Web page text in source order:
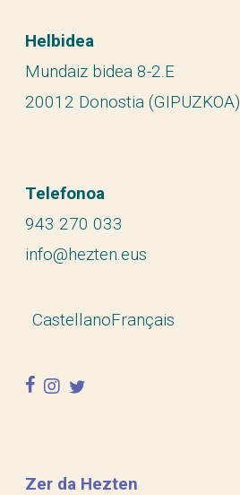
Helbidea
Mundaiz bidea 8-2.E
20012 Donostia (GIPUZKOA)
Telefonoa
943 270 033
info@hezten.eus
CastellanoFrançais
facebook
instagram
twitter
Zer da Hezten